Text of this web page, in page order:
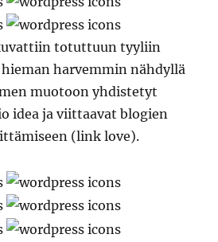
totuttuun tyyliin
harvemmin nähdyllä
muotoon yhdistetyt
idea ja viittaavat blogien
(link love).